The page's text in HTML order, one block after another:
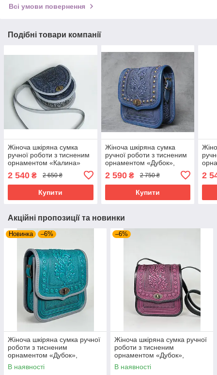
Всі умови повернення
Подібні товари компанії
Жіноча шкіряна сумка
ручної роботи з тисненим
орнаментом «Калина»
натуральної шкіри,
20*21*8 см
2 540 ₴ 2 650 ₴
Купити
Жіноча шкіряна сумка
ручної роботи з тисненим
орнаментом «Дубок»,
натуральної шкіри,
20*21*8 см
2 590₴ 2 750 ₴
Купити
2
Акційні пропозиції та новинки
Новинка –6%
Жіноча шкіряна сумка ручної
роботи з тисненим
орнаментом «Дубок»,
бірюзова сумка з натуральної
шкіри, 20*21*8 см
В наявності
–6%
Жіноча шкіряна сумка ручної
роботи з тисненим
орнаментом «Дубок»,
фіолетово-чорна сумка з
натуральної шкіри, 20*21*8
В наявності